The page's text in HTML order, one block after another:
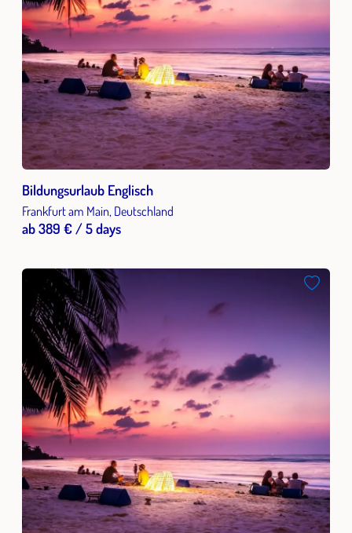
Bildungsurlaub Englisch
Frankfurt am Main, Deutschland
ab 389 € / 5 days